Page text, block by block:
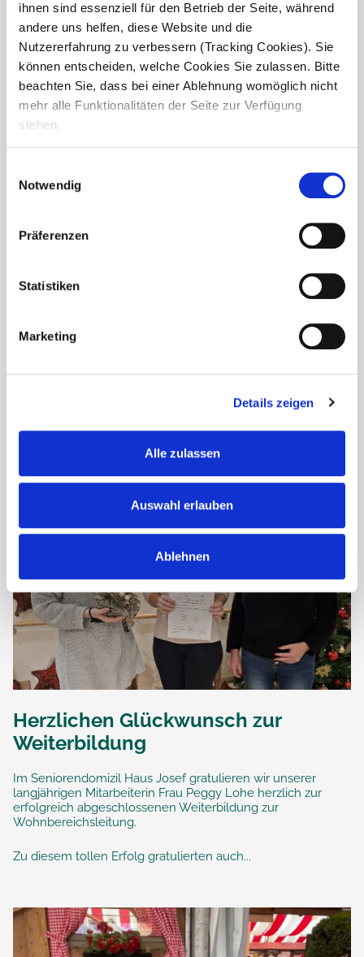
ihnen sind essenziell für den Betrieb der Seite, während
andere uns helfen, diese Website und die
Nutzererfahrung zu verbessern (Tracking Cookies). Sie
können entscheiden, welche Cookies Sie zulassen. Bitte
beachten Sie, dass bei einer Ablehnung womöglich nicht
mehr alle Funktionalitäten der Seite zur Verfügung
stehen.
Notwendig
Präferenzen
Statistiken
Marketing
Details zeigen
Alle zulassen
Auswahl erlauben
Ablehnen
Erfolgreicher Ausbildungsabschluss
Im Seniorendomizil Haus Josef war heute ein ganz
besonderer Tag: Unsere vier Schülerinnen und Schüler
abgeschlossen.
Herzlichen Glückwunsch zur
Weiterbildung
Im Seniorendomizil Haus Josef gratulieren wir unserer
langjährigen Mitarbeiterin Frau Peggy Lohe herzlich zur
erfolgreich abgeschlossenen Weiterbildung zur
Wohnbereichsleitung.
Zu diesem tollen Erfolg gratulierten auch...